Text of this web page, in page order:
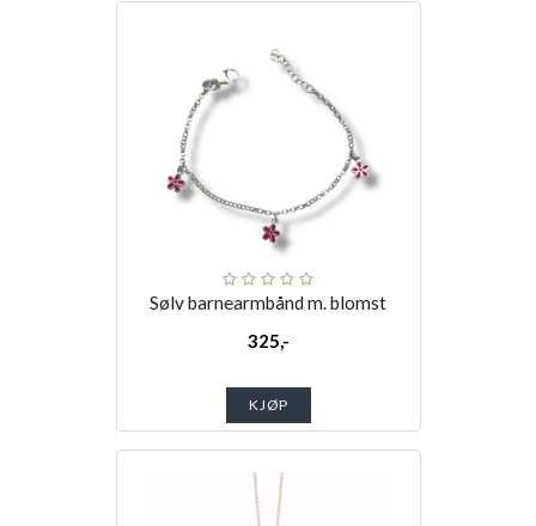
Sølv barnearmbånd m. blomst
325,-
KJØP